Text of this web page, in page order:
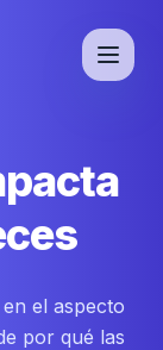
el aspecto
por qué las